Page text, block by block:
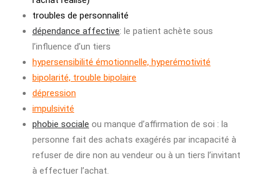
troubles de personnalité
dépendance affective: le patient achète sous
l’influence d’un tiers
hypersensibilité émotionnelle, hyperémotivité
bipolarité, trouble bipolaire
dépression
impulsivité
phobie sociale ou manque d’affirmation de soi : la
personne fait des achats exagérés par incapacité à
refuser de dire non au vendeur ou à un tiers l’invitant
à effectuer l’achat.